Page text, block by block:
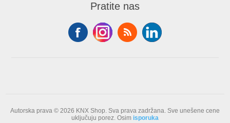
Pratite nas
Autorska prava © 2026 KNX Shop. Sva prava zadržana. Sve unešene cene
uključuju porez. Osim isporuka